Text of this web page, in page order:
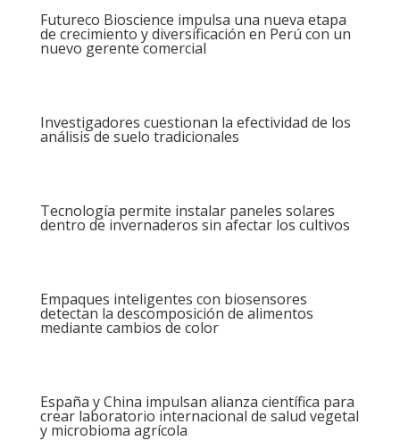
Futureco Bioscience impulsa una nueva etapa
de crecimiento y diversificación en Perú con un
nuevo gerente comercial
Investigadores cuestionan la efectividad de los
análisis de suelo tradicionales
Tecnología permite instalar paneles solares
dentro de invernaderos sin afectar los cultivos
Empaques inteligentes con biosensores
detectan la descomposición de alimentos
mediante cambios de color
España y China impulsan alianza científica para
crear laboratorio internacional de salud vegetal
y microbioma agrícola